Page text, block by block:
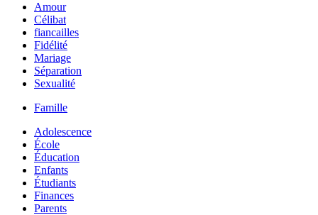
Amour
Célibat
fiancailles
Fidélité
Mariage
Séparation
Sexualité
Famille
Adolescence
École
Éducation
Enfants
Étudiants
Finances
Parents